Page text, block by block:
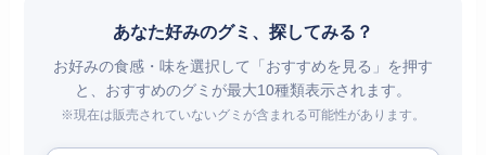
あなた好みのグミ、探してみる？
お好みの食感・味を選択して「おすすめを見る」を押す
と、おすすめのグミが最大10種類表示されます。
※現在は販売されていないグミが含まれる可能性があります。